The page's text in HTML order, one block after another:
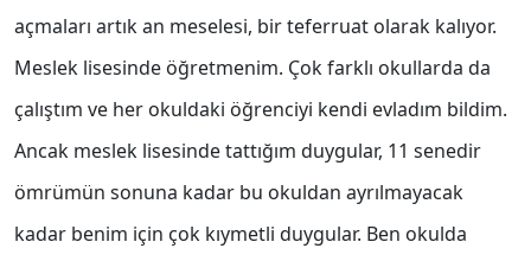
açmaları artık an meselesi, bir teferruat olarak kalıyor.
Meslek lisesinde öğretmenim. Çok farklı okullarda da
çalıştım ve her okuldaki öğrenciyi kendi evladım bildim.
Ancak meslek lisesinde tattığım duygular, 11 senedir
ömrümün sonuna kadar bu okuldan ayrılmayacak
kadar benim için çok kıymetli duygular. Ben okulda